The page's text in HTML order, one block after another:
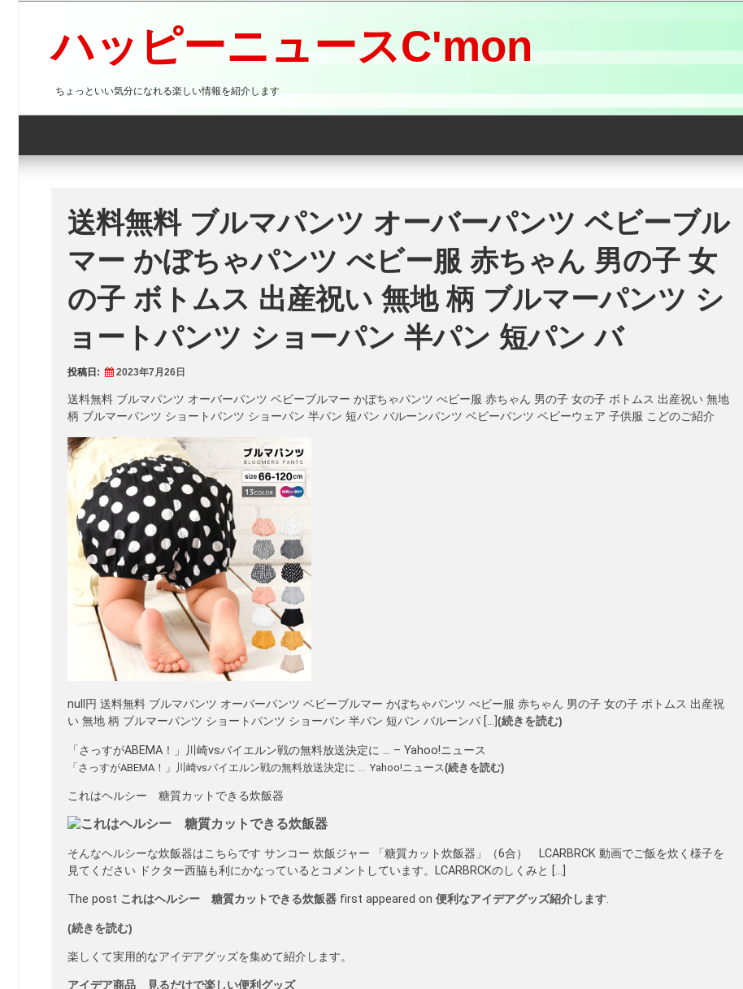
プ
ハッピーニュースC'mon
ちょっといい気分になれる楽しい情報を紹介します
送料無料 ブルマパンツ オーバーパンツ ベビーブル
マー かぼちゃパンツ べビー服 赤ちゃん 男の子 女
の子 ボトムス 出産祝い 無地 柄 ブルマーパンツ シ
ョートパンツ ショーパン 半パン 短パン バ
投稿日: 2023年7月26日
送料無料 ブルマパンツ オーバーパンツ ベビーブルマー かぼちゃパンツ べビー服 赤ちゃん 男の子 女の子 ボトムス 出産祝い 無地
柄 ブルマーパンツ ショートパンツ ショーパン 半パン 短パン バルーンパンツ ベビーパンツ ベビーウェア 子供服 こどのご紹介
null円 送料無料 ブルマパンツ オーバーパンツ ベビーブルマー かぼちゃパンツ べビー服 赤ちゃん 男の子 女の子 ボトムス 出産祝
い 無地 柄 ブルマーパンツ ショートパンツ ショーパン 半パン 短パン バルーンパ […] (続きを読む)
「さっすがABEMA！」川崎vsバイエルン戦の無料放送決定に … – Yahoo!ニュース
「さっすがABEMA！」川崎vsバイエルン戦の無料放送決定に … Yahoo!ニュース(続きを読む)
これはヘルシー 糖質カットできる炊飯器
そんなヘルシーな炊飯器はこちらです サンコー 炊飯ジャー 「糖質カット炊飯器」（6合） LCARBRCK 動画でご飯を炊く様子を
見てください ドクター西脇も利にかなっているとコメントしています。LCARBRCKのしくみと […]
The post これはヘルシー 糖質カットできる炊飯器 first appeared on 便利なアイデアグッズ紹介します.
(続きを読む)
楽しくて実用的なアイデアグッズを集めて紹介します。
アイデア商品 見るだけで楽しい便利グッズ